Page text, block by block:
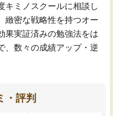
キミノスクールに相談し
緻密な戦略性を持つオー
果実証済みの勉強法をは
、数々の成績アップ・逆
・評判